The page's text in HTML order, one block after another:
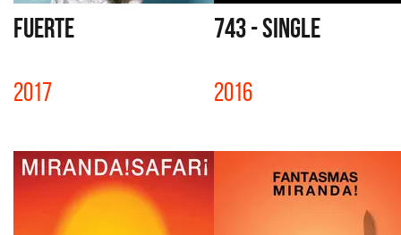
FUERTE
2017
743 - SINGLE
2016